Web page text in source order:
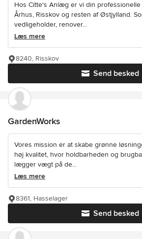
Hos Citte's Anlæg er vi din
Århus, Risskov og resten af Østjylland.
vedligeholder, renover...
Læs mere
Send besked
8240, Risskov
GardenWorks
Vores mission er at skabe grønne
høj kvalitet, hvor holdbarheden og
lægger vægt på de...
Læs mere
Send besked
8361, Hasselager